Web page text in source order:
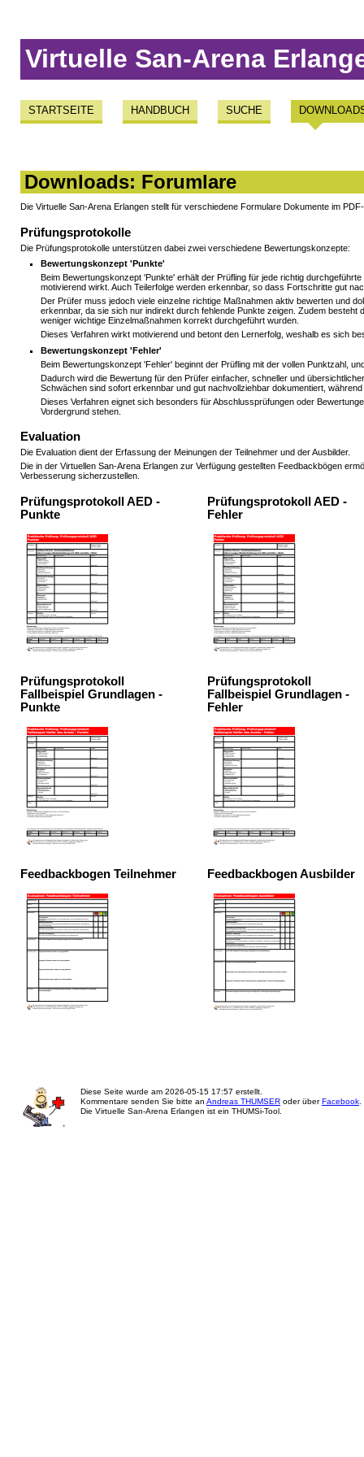
Virtuelle San-Arena
STARTSEITE HANDBUCH SUCHE
Downloads: Forumlare
Die Virtuelle San-Arena Erlangen stellt für verschiedene Formulare Dokumente im
Prüfungsprotokolle
Die Prüfungsprotokolle unterstützen dabei zwei verschiedene Bewertungskonzepte:
Bewertungskonzept 'Punkte'
Beim Bewertungskonzept 'Punkte' erhält der Prüfling für jede richtig
motivierend wirkt. Auch Teilerfolge werden erkennbar, so dass Fortschritte gut
Der Prüfer muss jedoch viele einzelne richtige Maßnahmen aktiv bewerten und
erkennbar, da sie sich nur indirekt durch fehlende Punkte zeigen. Zudem
weniger wichtige Einzelmaßnahmen korrekt durchgeführt wurden.
Dieses Verfahren wirkt motivierend und betont den Lernerfolg, weshalb es sich
Bewertungskonzept 'Fehler'
Beim Bewertungskonzept 'Fehler' beginnt der Prüfling mit der vollen Punktzahl,
Dadurch wird die Bewertung für den Prüfer einfacher, schneller und
Schwächen sind sofort erkennbar und gut nachvollziehbar dokumentiert,
Dieses Verfahren eignet sich besonders für Abschlussprüfungen oder
Vordergrund stehen.
Evaluation
Die Evaluation dient der Erfassung der Meinungen der Teilnehmer und der Ausbilder.
Die in der Virtuellen San-Arena Erlangen zur Verfügung gestellten Feedbackbögen
Verbesserung sicherzustellen.
Prüfungsprotokoll AED -
Punkte
Prüfungsprotokoll AED -
Fehler
Prüfungsprotokoll
Fallbeispiel Grundlagen -
Punkte
Prüfungsprotokoll
Fallbeispiel Grundlagen -
Fehler
Feedbackbogen Teilnehmer Feedbackbogen Ausbilder
Diese Seite wurde am 2026-05-15 17:57 erstellt.
Kommentare senden Sie bitte an Andreas THUMSER oder überFacebook.
Die Virtuelle San-Arena Erlangen ist ein THUMSi-Tool.